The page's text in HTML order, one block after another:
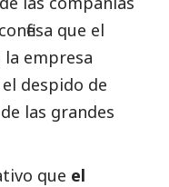
que el
empresa
despido de
las grandes
que el